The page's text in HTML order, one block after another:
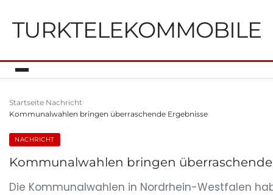
TURKTELEKOMMOBILE
Startseite Nachricht
Kommunalwahlen bringen überraschende Ergebnisse
NACHRICHT
Kommunalwahlen bringen
Die Kommunalwahlen in Nordrhein-Westfalen